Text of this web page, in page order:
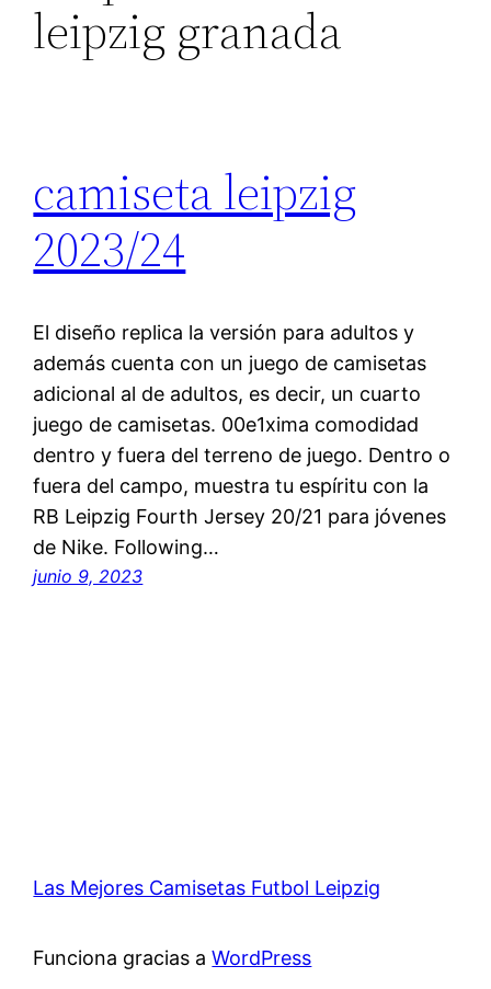
leipzig granada
camiseta leipzig
2023/24
El diseño replica la versión para adultos y
además cuenta con un juego de camisetas
adicional al de adultos, es decir, un cuarto
juego de camisetas. 00e1xima comodidad
dentro y fuera del terreno de juego. Dentro o
fuera del campo, muestra tu espíritu con la
RB Leipzig Fourth Jersey 20/21 para jóvenes
de Nike. Following…
junio 9, 2023
Las Mejores Camisetas Futbol Leipzig
Funciona gracias aWordPress